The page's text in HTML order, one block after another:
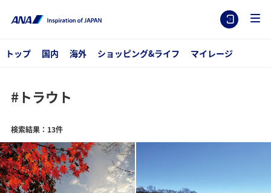
トップ 国内 海外 ショッピング&ライフ マイレージ
#トラウト
検索結果：13件